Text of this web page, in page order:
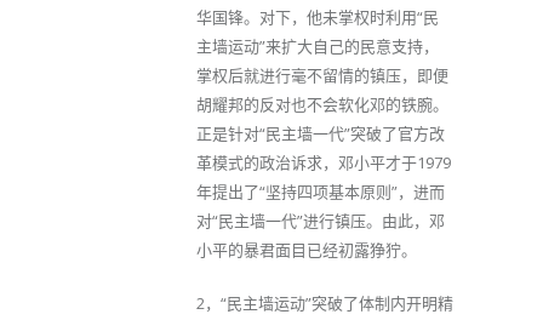
华国锋。对下，他未掌权时利用“民
主墙运动”来扩大自己的民意支持，
掌权后就进行毫不留情的镇压，即便
胡耀邦的反对也不会软化邓的铁腕。
正是针对“民主墙一代”突破了官方改
革模式的政治诉求，邓小平才于1979
年提出了“坚持四项基本原则”，进而
对“民主墙一代”进行镇压。由此，邓
小平的暴君面目已经初露狰狞。
2，“民主墙运动”突破了体制内开明精